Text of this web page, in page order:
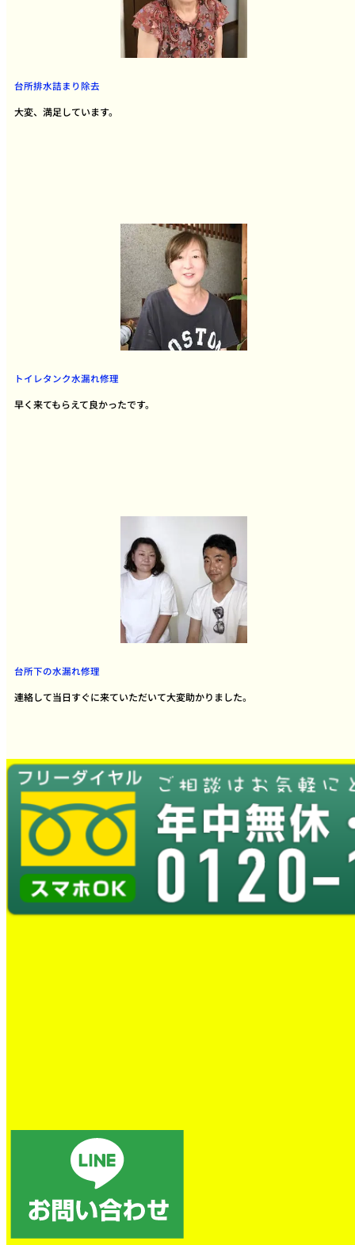
台所排水詰まり除去
大変、満足しています。
トイレタンク水漏れ修理
早く来てもらえて良かったです。
台所下の水漏れ修理
連絡して当日すぐに来ていただいて大変助かりました。